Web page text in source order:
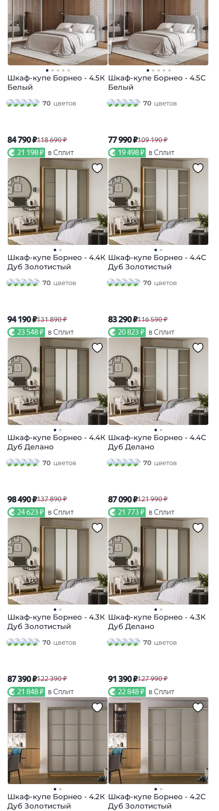
Шкаф-купе Борнео - 4.5К
Белый
70 цветов
84 790 ₽118 690 ₽
21 198 ₽ в Сплит
Шкаф-купе Борнео - 4.5С
Белый
70 цветов
77 990 ₽109 190 ₽
19 498 ₽ в Сплит
Шкаф-купе Борнео - 4.4К
Дуб Золотистый
70 цветов
94 190 ₽131 890 ₽
23 548 ₽ в Сплит
Шкаф-купе Борнео - 4.4С
Дуб Золотистый
70 цветов
83 290 ₽116 590 ₽
20 823 ₽ в Сплит
Шкаф-купе Борнео - 4.4К
Дуб Делано
70 цветов
98 490 ₽137 890 ₽
24 623 ₽ в Сплит
Шкаф-купе Борнео - 4.4С
Дуб Делано
70 цветов
87 090 ₽121 990 ₽
21 773 ₽ в Сплит
Шкаф-купе Борнео - 4.3К
Дуб Золотистый
70 цветов
87 390 ₽122 390 ₽
21 848 ₽ в Сплит
Шкаф-купе Борнео - 4.3К
Дуб Делано
70 цветов
91 390 ₽127 990 ₽
22 848 ₽ в Сплит
Шкаф-купе Борнео - 4.2К
Дуб Золотистый
Шкаф-купе Борнео - 4.2С
Дуб Золотистый